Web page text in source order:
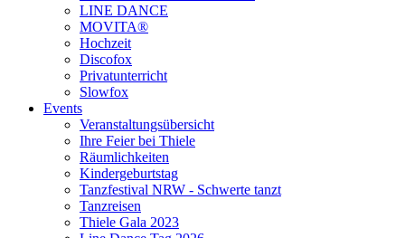
LINE DANCE
MOVITA®
Hochzeit
Discofox
Privatunterricht
Slowfox
Events
Veranstaltungsübersicht
Ihre Feier bei Thiele
Räumlichkeiten
Kindergeburtstag
Tanzfestival NRW - Schwerte tanzt
Tanzreisen
Thiele Gala 2023